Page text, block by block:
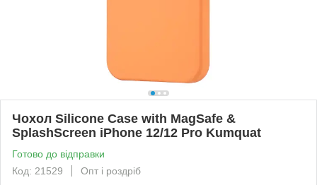
Чохол Silicone Case with MagSafe &
SplashScreen iPhone 12/12 Pro Kumquat
Готово до відправки
Код: 21529
Опт і роздріб